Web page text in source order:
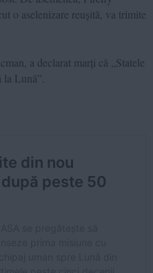
o aselenizare reușită, va trimite
a declarat marți că „Statele
Lună”.